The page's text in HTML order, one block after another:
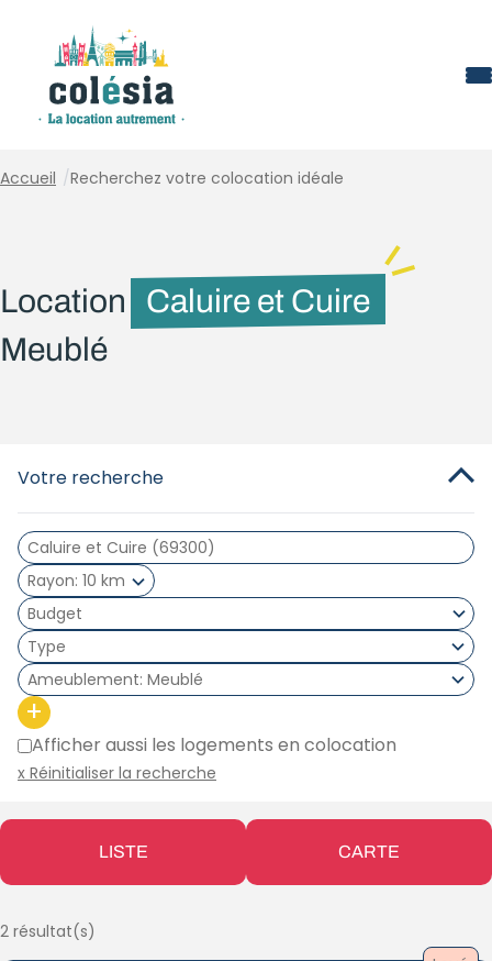
Accueil /Recherchez votre colocation idéale
Location
Caluire et Cuire
Meublé
Votre recherche
Rayon 10 km
Type
Ameublement Meublé
+
Afficher aussi les logements en colocation
x Réinitialiser la recherche
LISTE CARTE
2 résultat(s)